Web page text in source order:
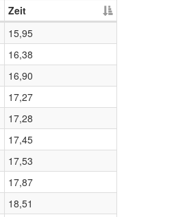
Zeit
15,95
16,38
16,90
17,27
17,28
17,45
17,53
17,87
18,51